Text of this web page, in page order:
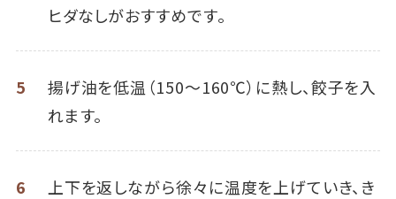
ヒダなしがおすすめです。
5
揚げ油を低温（150～160℃）に熱し、餃子を入
れます。
6
上下を返しながら徐々に温度を上げていき、き